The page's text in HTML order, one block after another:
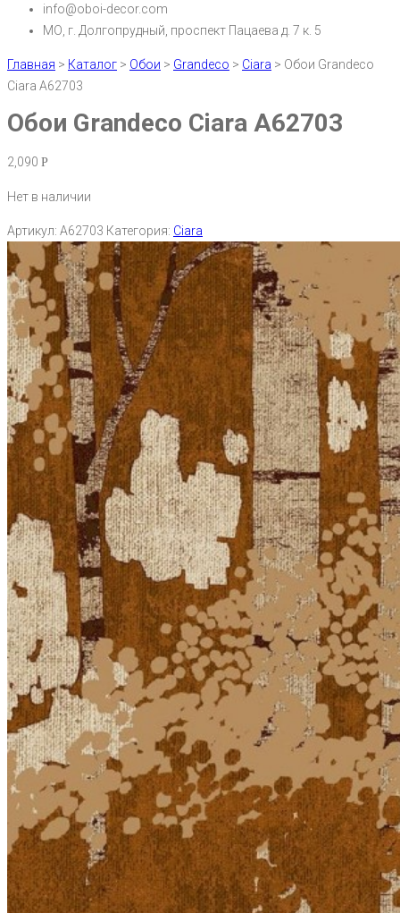
info@oboi-decor.com
МО, г. Долгопрудный, проспект Пацаева д. 7 к. 5
Главная > Каталог > Обои > Grandeco > Ciara > Обои Grandeco
Ciara A62703
Обои Grandeco Ciara A62703
2,090 Р
Нет в наличии
Артикул: A62703 Категория: Ciara